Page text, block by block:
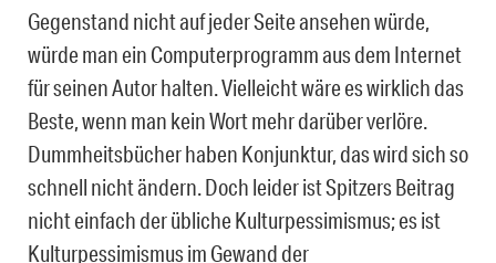
Gegenstand nicht auf jeder Seite ansehen würde,
würde man ein Computerprogramm aus dem Internet
für seinen Autor halten. Vielleicht wäre es wirklich das
Beste, wenn man kein Wort mehr darüber verlöre.
Dummheitsbücher haben Konjunktur, das wird sich so
schnell nicht ändern. Doch leider ist Spitzers Beitrag
nicht einfach der übliche Kulturpessimismus; es ist
Kulturpessimismus im Gewand der